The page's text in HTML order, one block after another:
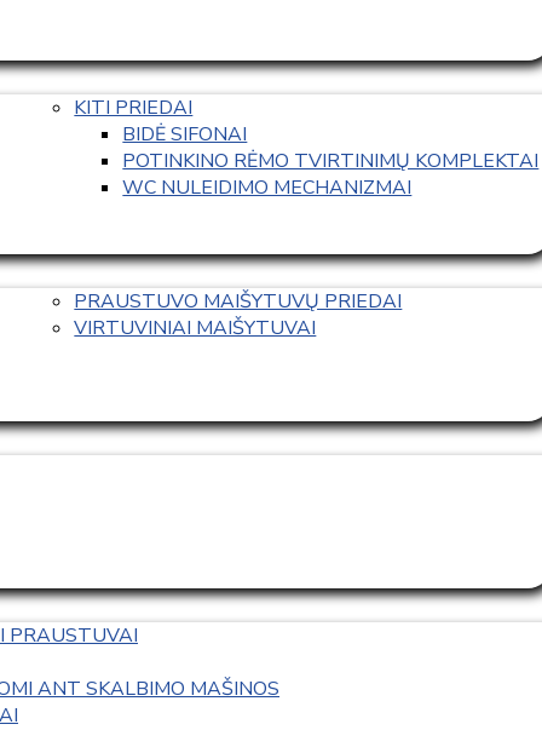
KITI PRIEDAI
BIDĖ SIFONAI
POTINKINO RĖMO TVIRTINIMŲ KOMPLEKTAI
WC NULEIDIMO MECHANIZMAI
PRAUSTUVO MAIŠYTUVŲ PRIEDAI
VIRTUVINIAI MAIŠYTUVAI
PRAUSTUVAI
ANT SKALBIMO MAŠINOS